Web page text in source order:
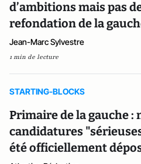
d’ambitions mais pas
refondation de la
Jean-Marc Sylvestre
1 min de lecture
STARTING-BLOCKS
Primaire de la gauche :
candidatures
été officiellement